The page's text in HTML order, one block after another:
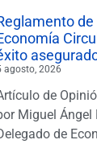
agosto, 2026
de
Miguel Ángel
de